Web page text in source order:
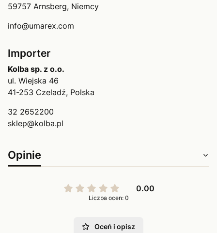
59757 Arnsberg, Niemcy
info@umarex.com
Importer
Kolba sp. z o.o.
ul. Wiejska 46
41-253 Czeladź, Polska
32 2652200
sklep@kolba.pl
Opinie
0.00
Liczba ocen: 0
Oceń i opisz